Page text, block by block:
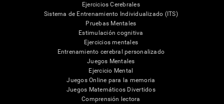
Ejercicios Cerebrales
Sistema de Entrenamiento Individualizado (ITS)
Pruebas Mentales
Estimulación cognitiva
Ejercicios mentales
Entrenamiento cerebral personalizado
Juegos Mentales
Ejercicio Mental
Juegos Online para la memoria
Juegos Matemáticos Divertidos
Comprensión lectora